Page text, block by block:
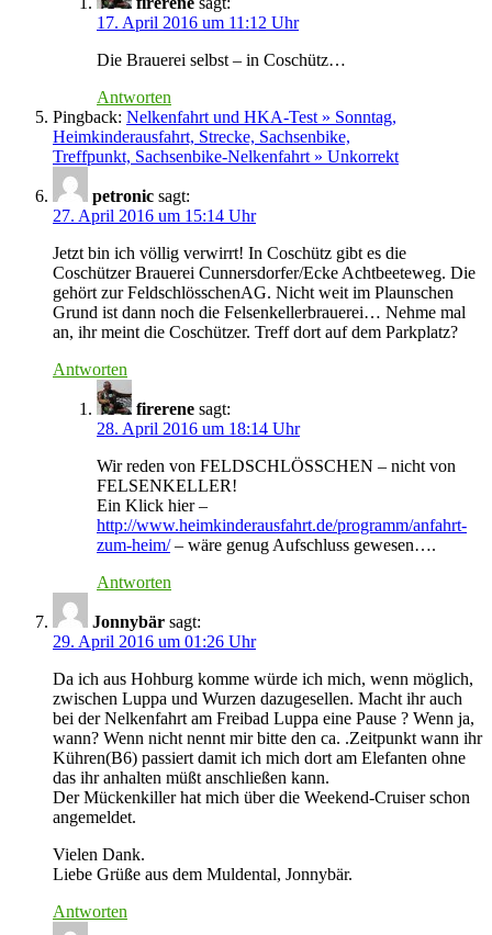
17. April 2016 um 11:12 Uhr
Die Brauerei selbst – in Coschütz…
Antworten
Pingback: Nelkenfahrt und HKA-Test » Sonntag,
Heimkinderausfahrt, Strecke, Sachsenbike,
Treffpunkt, Sachsenbike-Nelkenfahrt » Unkorrekt
petronic sagt:
27. April 2016 um 15:14 Uhr
Jetzt bin ich völlig verwirrt! In Coschütz gibt es die
Coschützer Brauerei Cunnersdorfer/Ecke Achtbeeteweg. Die
gehört zur FeldschlösschenAG. Nicht weit im Plaunschen
Grund ist dann noch die Felsenkellerbrauerei… Nehme mal
an, ihr meint die Coschützer. Treff dort auf dem Parkplatz?
Antworten
firerene sagt:
28. April 2016 um 18:14 Uhr
Wir reden von FELDSCHLÖSSCHEN – nicht von
FELSENKELLER!
Ein Klick hier –
http://www.heimkinderausfahrt.de/programm/anfahrt-
zum-heim/– wäre genug Aufschluss gewesen….
Antworten
Jonnybär sagt:
29. April 2016 um 01:26 Uhr
Da ich aus Hohburg komme würde ich mich, wenn möglich,
zwischen Luppa und Wurzen dazugesellen. Macht ihr auch
bei der Nelkenfahrt am Freibad Luppa eine Pause ? Wenn ja,
wann? Wenn nicht nennt mir bitte den ca. .Zeitpunkt wann ihr
Kühren(B6) passiert damit ich mich dort am Elefanten ohne
das ihr anhalten müßt anschließen kann.
Der Mückenkiller hat mich über die Weekend-Cruiser schon
angemeldet.
Vielen Dank.
Liebe Grüße aus dem Muldental, Jonnybär.
Antworten